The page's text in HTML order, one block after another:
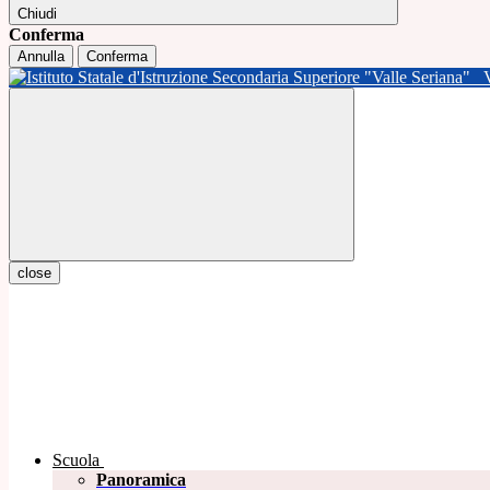
Chiudi
Conferma
Annulla Conferma
close
Scuola
Panoramica